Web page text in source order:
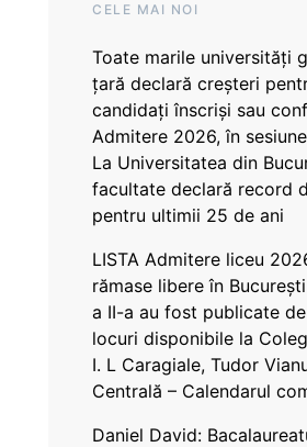
CELE MAI NOI
Toate marile universități
țară declară creșteri
candidați înscriși sau
Admitere 2026, în
La Universitatea din
facultate declară record
pentru ultimii 25 de ani
LISTA Admitere liceu
rămase libere în
a II-a au fost publicate de
locuri disponibile la
I. L Caragiale, Tudor
Centrală – Calendarul
Daniel David: